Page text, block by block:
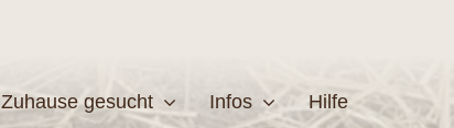
Zuhause gesucht Infos
Hilfe